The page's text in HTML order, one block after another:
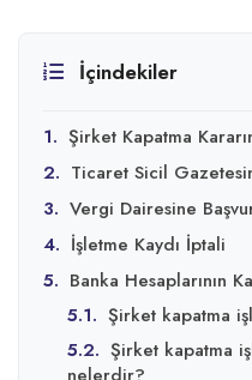
İçindekiler
1. Şirket Kapatma
2. Ticaret Sicil
3. Vergi Dairesine
4. İşletme Kaydı İptali
5. Banka Hesaplarının
5.1. Şirket kapatma
5.2. Şirket kapatma